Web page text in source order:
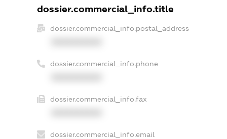
dossier.commercial_info.title
dossier.commercial_info.postal_address
dossier.commercial_info.phone
dossier.commercial_info.fax
dossier.commercial_info.email